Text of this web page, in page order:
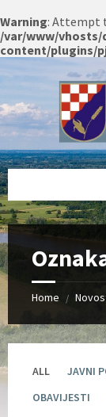
Warning: Attempt
/var/www/
content/plugins/
Skip
to
Skip
to
sidebar
Skip
to
sidebar
Skip
to
Home /
ALL JAVNI
OBAVIJESTI